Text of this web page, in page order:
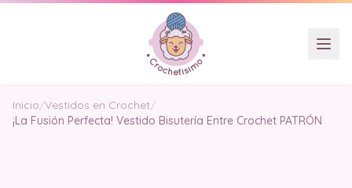
Inicio/Vestidos en Crochet/
¡La Fusión Perfecta! Vestido Bisutería Entre Crochet PATRÓN